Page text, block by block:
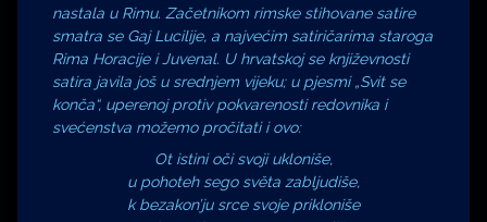
nastala u Rimu. Začetnikom rimske stihovane satire
smatra se Gaj Lucilije, a najvećim satiričarima staroga
Rima Horacije i Juvenal. U hrvatskoj se književnosti
satira javila još u srednjem vijeku; u pjesmi „Svit se
konča“, uperenoj protiv pokvarenosti redovnika i
svećenstva možemo pročitati i ovo:
Ot istini oči svoji ukloniše,
u pohoteh sego světa zabljudiše,
k bezakon’ju srce svoje prikloniše